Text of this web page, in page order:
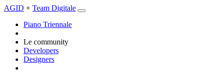
AGID + Team Digitale
Piano Triennale
Le community
Developers
Designers